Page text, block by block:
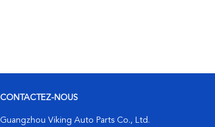
CONTACTEZ-NOUS
Guangzhou Viking Auto Parts Co., Ltd.